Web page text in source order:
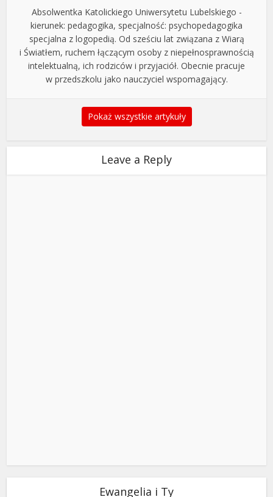
Absolwentka Katolickiego Uniwersytetu Lubelskiego -
kierunek: pedagogika, specjalność: psychopedagogika
specjalna z logopedią. Od sześciu lat związana z Wiarą
i Światłem, ruchem łączącym osoby z niepełnosprawnością
intelektualną, ich rodziców i przyjaciół. Obecnie pracuje
w przedszkolu jako nauczyciel wspomagający.
Pokaż wszystkie artykuły
Leave a Reply
Ewangelia i Ty